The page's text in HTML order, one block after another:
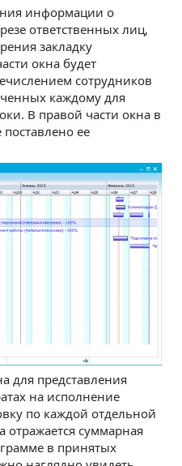
информации о
ответственных лиц,
закладку
окна будет
сотрудников
каждому для
В правой части окна в
поставлено ее
для представления
на исполнение
по каждой отдельной
отражается суммарная
в принятых